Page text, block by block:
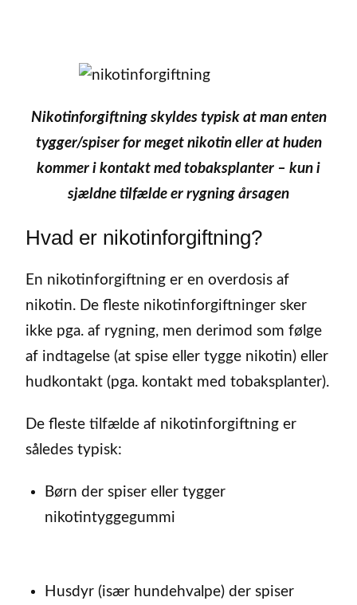
Nikotinforgiftning skyldes typisk at man enten
tygger/spiser for meget nikotin eller at huden
kommer i kontakt med tobaksplanter – kun i
sjældne tilfælde er rygning årsagen
Hvad er nikotinforgiftning?
En nikotinforgiftning er en overdosis af
nikotin. De fleste nikotinforgiftninger sker
ikke pga. af rygning, men derimod som følge
af indtagelse (at spise eller tygge nikotin) eller
hudkontakt (pga. kontakt med tobaksplanter).
De fleste tilfælde af nikotinforgiftning er
således typisk:
Børn der spiser eller tygger
nikotintyggegummi
Husdyr (især hundehvalpe) der spiser